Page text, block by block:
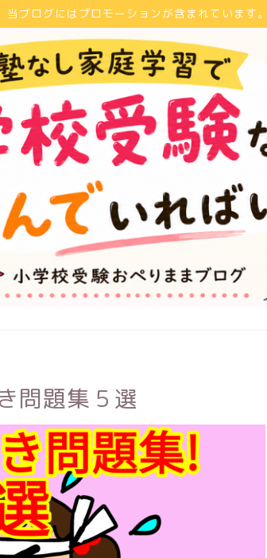
当ブログにはプロモーションが含まれています。
問題集５選